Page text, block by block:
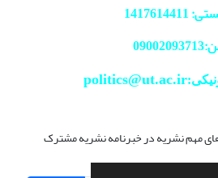
politics@ut.ac.ir
های مهم نشریه در خبرنامه نشریه مشترک